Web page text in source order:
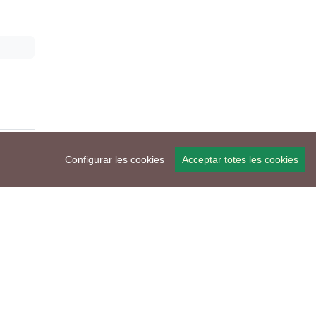
Configurar les cookies Acceptar totes les cookies